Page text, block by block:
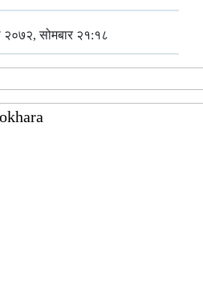
२०७२, सोमबार २१:१८